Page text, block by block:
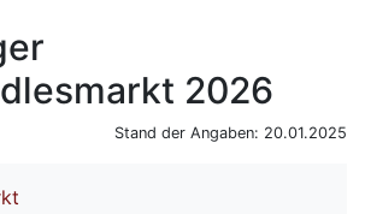
2026
Stand der Angaben: 20.01.2025